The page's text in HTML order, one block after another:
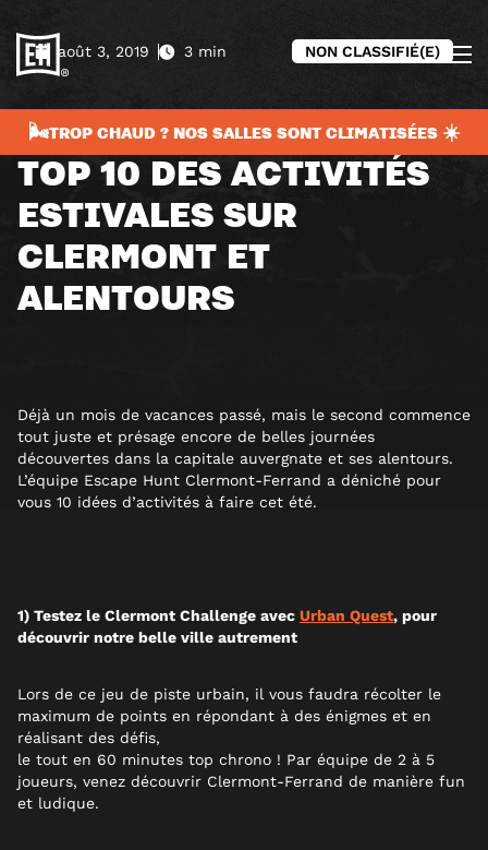
🌬️TROP CHAUD ? NOS SALLES SONT CLIMATISÉES ☀️
août 3, 2019 3 min NON CLASSIFIÉ(E)
TOP 10 DES ACTIVITÉS
ESTIVALES SUR
CLERMONT ET
ALENTOURS
Déjà un mois de vacances passé, mais le second commence
tout juste et présage encore de belles journées
découvertes dans la capitale auvergnate et ses alentours.
L’équipe Escape Hunt Clermont-Ferrand a déniché pour
vous 10 idées d’activités à faire cet été.
1) Testez le Clermont Challenge avec Urban Quest, pour
découvrir notre belle ville autrement
Lors de ce jeu de piste urbain, il vous faudra récolter le
maximum de points en répondant à des énigmes et en
réalisant des défis,
le tout en 60 minutes top chrono ! Par équipe de 2 à 5
joueurs, venez découvrir Clermont-Ferrand de manière fun
et ludique.